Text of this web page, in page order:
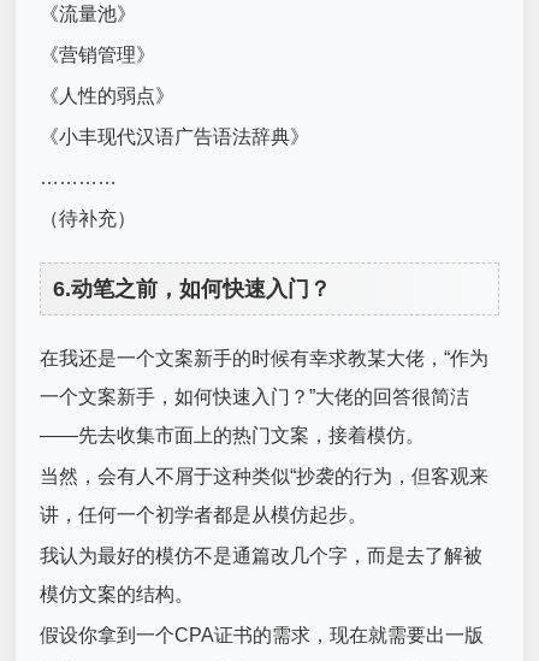
《流量池》
《营销管理》
《人性的弱点》
《小丰现代汉语广告语法辞典》
…………
（待补充）
6.动笔之前，如何快速入门？
在我还是一个文案新手的时候有幸求教某大佬，“作为
一个文案新手，如何快速入门？”大佬的回答很简洁
——先去收集市面上的热门文案，接着模仿。
当然，会有人不屑于这种类似“抄袭的行为，但客观来
讲，任何一个初学者都是从模仿起步。
我认为最好的模仿不是通篇改几个字，而是去了解被
模仿文案的结构。
假设你拿到一个CPA证书的需求，现在就需要出一版